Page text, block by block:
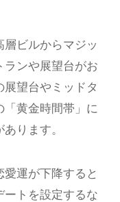
ビルからマジッ
ランや展望台がお
望台やミッドタ
「黄金時間帯」に
ります。
運が下降すると
ートを設定するな